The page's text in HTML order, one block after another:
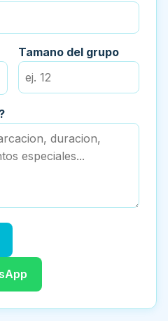
Tamano del grupo